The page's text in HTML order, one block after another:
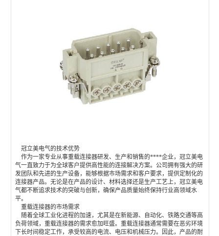
冠立美电气的技术优势
作为一家专业从事重载连接器研发、生产和销售的****企业，冠立美电
气一直致力于为全球客户提供高性能的连接解决方案。公司拥有强大的研
发团队和先进的生产设备，能够根据市场需求和客户要求，提供定制化的
连接器产品。无论是在产品的设计、材料选择还是生产工艺上，冠立美电
气都不断追求技术的突破与创新，确保产品质量始终保持行业高领域水
平。
重载连接器的市场需求
随着全球工业化进程的加速，尤其是在新能源、自动化、铁路交通等高
负荷领域，重载连接器的需求愈加旺盛。重载连接器通常需要在恶劣环境
下长时间稳定工作，承受较高的电流、电压和机械压力。因此，产品的耐